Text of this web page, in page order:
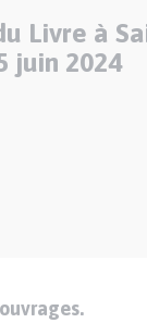
Livre à
juin 2024